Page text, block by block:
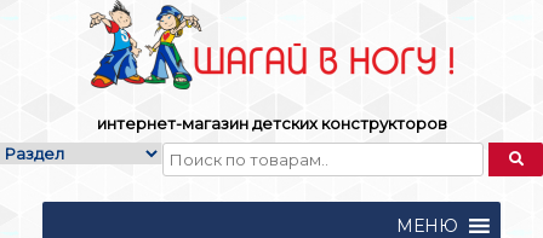
интернет-магазин детских конструкторов
МЕНЮ